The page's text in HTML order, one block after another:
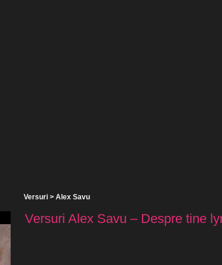
Versuri > Alex Savu
Versuri Alex Savu – Despre tine